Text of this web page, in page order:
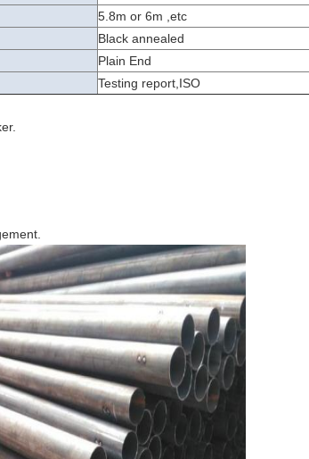
5.8m or 6m ,etc
Black annealed
Plain End
Testing report,ISO